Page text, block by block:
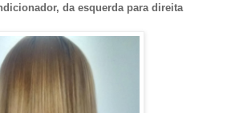
da esquerda para direita